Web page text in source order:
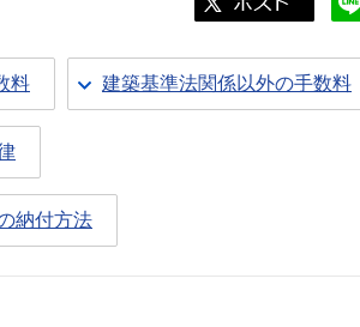
料 建築基準法関係以外の手数料
納付方法